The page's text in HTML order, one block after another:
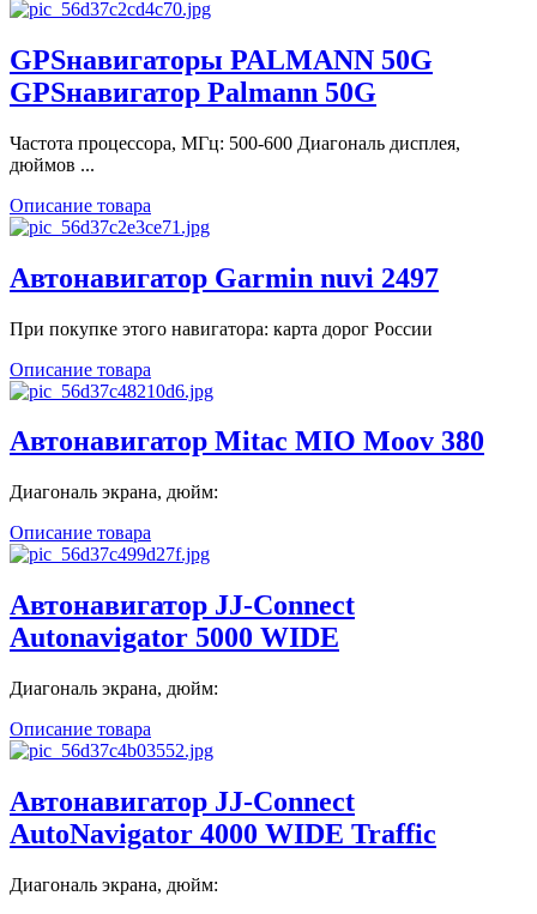
GPSнавигаторы PALMANN 50G
GPSнавигатор Palmann 50G
Частота процессора, МГц: 500-600 Диагональ дисплея,
дюймов ...
Описание товара
Автонавигатор Garmin nuvi 2497
При покупке этого навигатора: карта дорог России
Описание товара
Автонавигатор Mitac MIO Moov 380
Диагональ экрана, дюйм:
Описание товара
Автонавигатор JJ-Connect
Autonavigator 5000 WIDE
Диагональ экрана, дюйм:
Описание товара
Автонавигатор JJ-Connect
AutoNavigator 4000 WIDE Traffic
Диагональ экрана, дюйм: